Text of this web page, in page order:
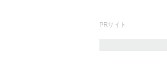
PRサイト